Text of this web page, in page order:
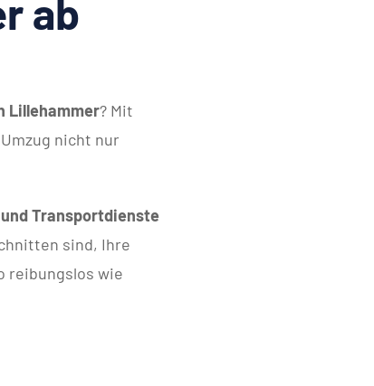
ab
Lillehammer? Mit
nicht nur
Transportdienste
sind, Ihre
reibungslos wie